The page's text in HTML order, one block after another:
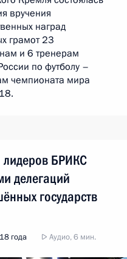
вручения
наград
грамот 23
и 6 тренерам
по футболу –
чемпионата мира
лидеров БРИКС
делегаций
государств
года Аудио, 6 мин.